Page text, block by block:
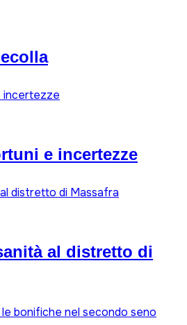
e incertezze
al distretto di